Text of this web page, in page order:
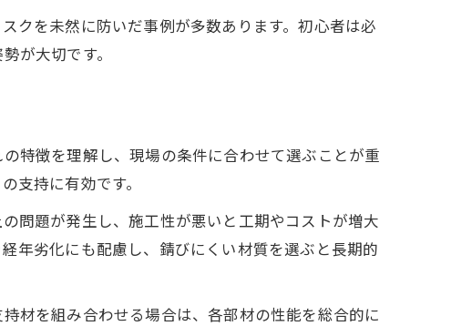
クを未然に防いだ事例が多数あります。初心者は必
が大切です。
特徴を理解し、現場の条件に合わせて選ぶことが重
支持に有効です。
問題が発生し、施工性が悪いと工期やコストが増大
年劣化にも配慮し、錆びにくい材質を選ぶと長期的
材を組み合わせる場合は、各部材の性能を総合的に